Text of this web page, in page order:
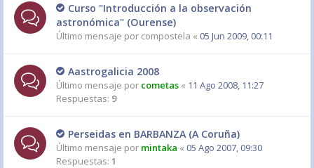
Curso "Introducción a la observación
astronómica" (Ourense)
Último mensaje por compostela « 05 Jun 2009, 00:11
Aastrogalicia 2008
Último mensaje por cometas « 11 Ago 2008, 11:27
Respuestas: 9
Perseidas en BARBANZA (A Coruña)
Último mensaje por mintaka « 05 Ago 2007, 09:30
Respuestas: 1